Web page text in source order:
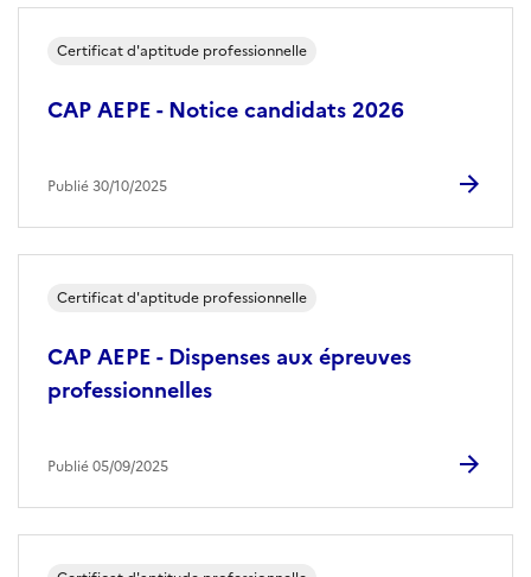
CAP AEPE - Notice candidats 2026
Certificat d'aptitude professionnelle
Publié 30/10/2025
CAP AEPE - Dispenses aux épreuves
professionnelles
Certificat d'aptitude professionnelle
Publié 05/09/2025